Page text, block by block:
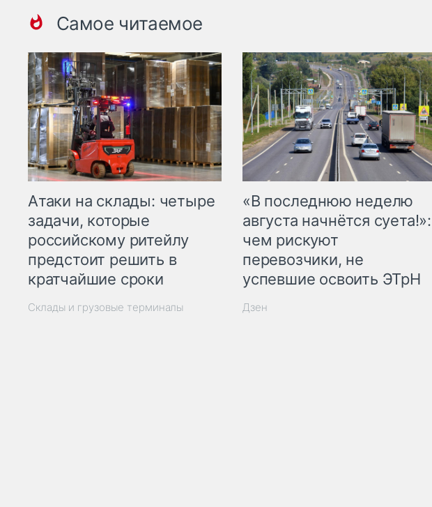
Самое читаемое
Атаки на склады: четыре
задачи, которые
российскому ритейлу
предстоит решить в
кратчайшие сроки
Склады и грузовые терминалы
«В последнюю неделю
августа начнётся суета!»:
чем рискуют
перевозчики, не
успевшие освоить ЭТрН
Дзен